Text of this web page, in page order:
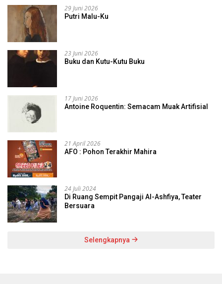
29 Juni 2026
Putri Malu-Ku
23 Juni 2026
Buku dan Kutu-Kutu Buku
17 Juni 2026
Antoine Roquentin: Semacam Muak Artifisial
21 April 2026
AFO : Pohon Terakhir Mahira
24 Juli 2024
Di Ruang Sempit Pangaji Al-Ashfiya, Teater
Bersuara
Selengkapnya